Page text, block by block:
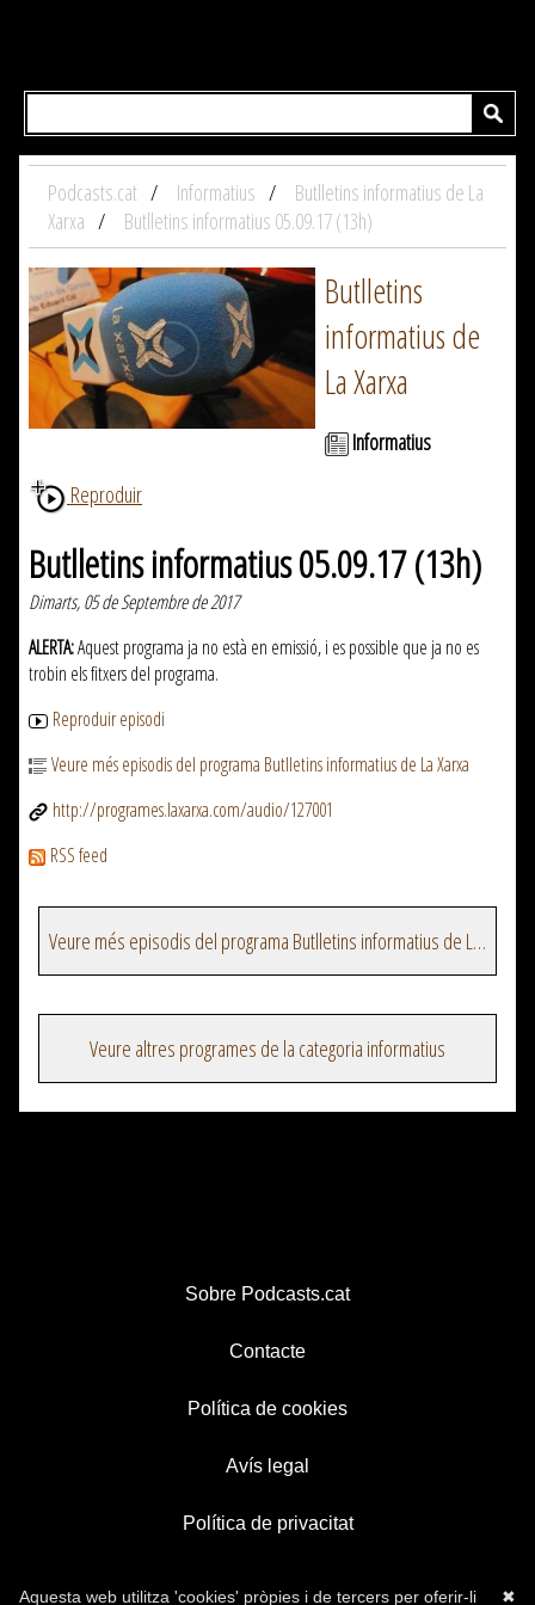
Podcasts.cat Informatius
Butlletins informatius de La
Xarxa
Butlletins informatius 05.09.17 (13h)
Butlletins
informatius de
La Xarxa
Informatius
Reproduir
Butlletins informatius 05.09.17 (13h)
Dimarts, 05 de Septembre de 2017
ALERTA:Aquest programa ja no està en emissió, i es possible que ja no es
trobin els fitxers del programa.
Reproduir episodi
Veure més episodis del programa Butlletins informatius de La Xarxa
http://programes.laxarxa.com/audio/127001
RSS feed
Veure més episodis del programa Butlletins informatius de La Xarxa
Veure altres programes de la categoria informatius
Sobre Podcasts.cat
Contacte
Política de cookies
Avís legal
Política de privacitat
✖
Aquesta web utilitza 'cookies' pròpies i de tercers per oferir-li